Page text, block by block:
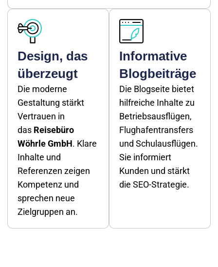
Design, das
überzeugt
Die moderne
Gestaltung stärkt
Vertrauen in
das Reisebüro
Wöhrle GmbH. Klare
Inhalte und
Referenzen zeigen
Kompetenz und
sprechen neue
Zielgruppen an.
Informative
Blogbeiträge
Die Blogseite bietet
hilfreiche Inhalte zu
Betriebsausflügen,
Flughafentransfers
und Schulausflügen.
Sie informiert
Kunden und stärkt
die SEO-Strategie.